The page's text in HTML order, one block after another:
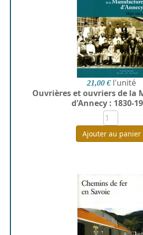
21,00 € l'unité
Ouvrières et ouvriers de la
d'Annecy : 1830-
Ajouter au panier